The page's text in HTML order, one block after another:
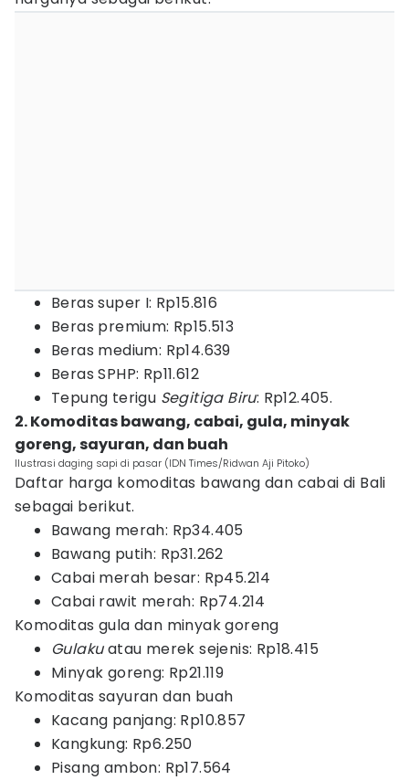
Beras super I: Rp15.816
Beras premium: Rp15.513
Beras medium: Rp14.639
Beras SPHP: Rp11.612
Tepung terigu Segitiga Biru: Rp12.405.
2. Komoditas bawang, cabai, gula, minyak
goreng, sayuran, dan buah
Ilustrasi daging sapi di pasar (IDN Times/Ridwan Aji Pitoko)
Daftar harga komoditas bawang dan cabai di Bali
sebagai berikut.
Bawang merah: Rp34.405
Bawang putih: Rp31.262
Cabai merah besar: Rp45.214
Cabai rawit merah: Rp74.214
Komoditas gula dan minyak goreng
Gulakuatau merek sejenis: Rp18.415
Minyak goreng: Rp21.119
Komoditas sayuran dan buah
Kacang panjang: Rp10.857
Kangkung: Rp6.250
Pisang ambon: Rp17.564